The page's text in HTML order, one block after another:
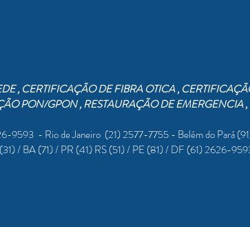
, CERTIFICAÇÃO DE FIBRA OTICA ,
PON/GPON , RESTAURAÇÃO DE EMERGENCIA ,
9593 - Rio de Janeiro (21) 2577-7755 - Belém do Pará
/ BA (71) / PR (41) RS (51) / PE (81) / DF (61) 2626-